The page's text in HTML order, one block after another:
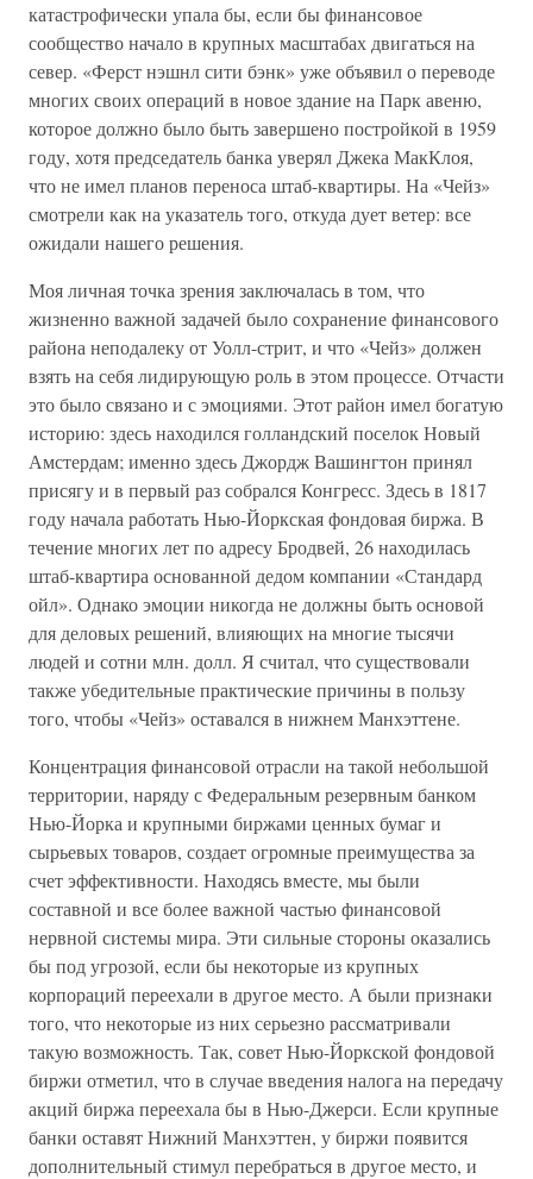
катастрофически упала бы, если бы финансовое
сообщество начало в крупных масштабах двигаться на
север. «Ферст нэшнл сити бэнк» уже объявил о переводе
многих своих операций в новое здание на Парк авеню,
которое должно было быть завершено постройкой в 1959
году, хотя председатель банка уверял Джека МакКлоя,
что не имел планов переноса штаб-квартиры. На «Чейз»
смотрели как на указатель того, откуда дует ветер: все
ожидали нашего решения.
Моя личная точка зрения заключалась в том, что
жизненно важной задачей было сохранение финансового
района неподалеку от Уолл-стрит, и что «Чейз» должен
взять на себя лидирующую роль в этом процессе. Отчасти
это было связано и с эмоциями. Этот район имел богатую
историю: здесь находился голландский поселок Новый
Амстердам; именно здесь Джордж Вашингтон принял
присягу и в первый раз собрался Конгресс. Здесь в 1817
году начала работать Нью-Йоркская фондовая биржа. В
течение многих лет по адресу Бродвей, 26 находилась
штаб-квартира основанной дедом компании «Стандард
ойл». Однако эмоции никогда не должны быть основой
для деловых решений, влияющих на многие тысячи
людей и сотни млн. долл. Я считал, что существовали
также убедительные практические причины в пользу
того, чтобы «Чейз» оставался в нижнем Манхэттене.
Концентрация финансовой отрасли на такой небольшой
территории, наряду с Федеральным резервным банком
Нью-Йорка и крупными биржами ценных бумаг и
сырьевых товаров, создает огромные преимущества за
счет эффективности. Находясь вместе, мы были
составной и все более важной частью финансовой
нервной системы мира. Эти сильные стороны оказались
бы под угрозой, если бы некоторые из крупных
корпораций переехали в другое место. А были признаки
того, что некоторые из них серьезно рассматривали
такую возможность. Так, совет Нью-Йоркской фондовой
биржи отметил, что в случае введения налога на передачу
акций биржа переехала бы в Нью-Джерси. Если крупные
банки оставят Нижний Манхэттен, у биржи появится
дополнительный стимул перебраться в другое место, и